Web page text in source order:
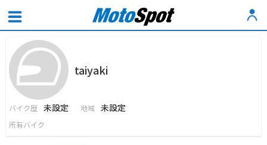
taiyaki
バイク歴 未設定 地域 未設定
所有バイク